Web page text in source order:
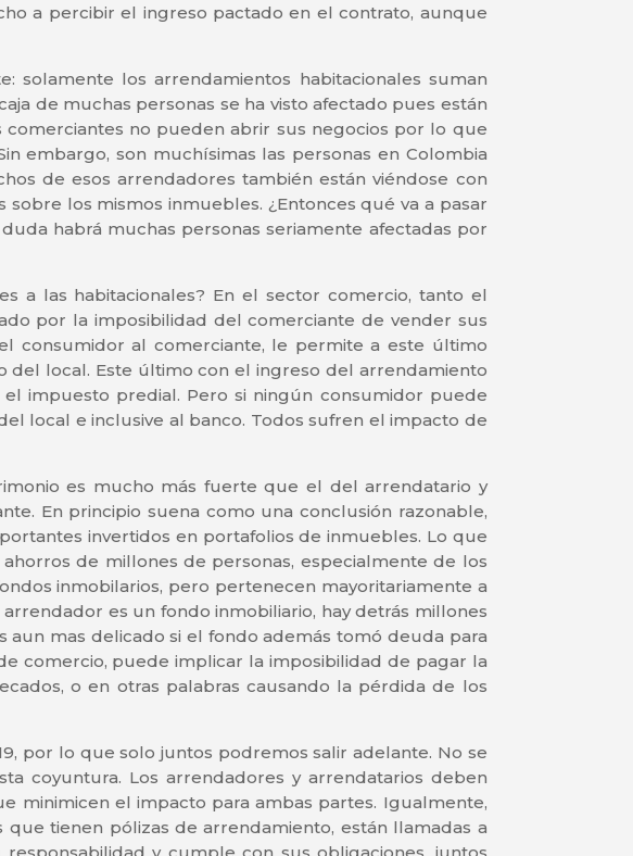
a percibir el ingreso pactado en el contrato, aunque
solamente los arrendamientos habitacionales suman
de muchas personas se ha visto afectado pues están
no pueden abrir sus negocios por lo que
embargo, son muchísimas las personas en Colombia
de esos arrendadores también están viéndose con
los mismos inmuebles. ¿Entonces qué va a pasar
habrá muchas personas seriamente afectadas por
a las habitacionales? En el sector comercio, tanto el
por la imposibilidad del comerciante de vender sus
consumidor al comerciante, le permite a este último
local. Este último con el ingreso del arrendamiento
impuesto predial. Pero si ningún consumidor puede
local e inclusive al banco. Todos sufren el impacto de
es mucho más fuerte que el del arrendatario y
En principio suena como una conclusión razonable,
invertidos en portafolios de inmuebles. Lo que
de millones de personas, especialmente de los
inmobilarios, pero pertenecen mayoritariamente a
arrendador es un fondo inmobiliario, hay detrás millones
mas delicado si el fondo además tomó deuda para
comercio, puede implicar la imposibilidad de pagar la
o en otras palabras causando la pérdida de los
por lo que solo juntos podremos salir adelante. No se
coyuntura. Los arrendadores y arrendatarios deben
minimicen el impacto para ambas partes. Igualmente,
tienen pólizas de arrendamiento, están llamadas a